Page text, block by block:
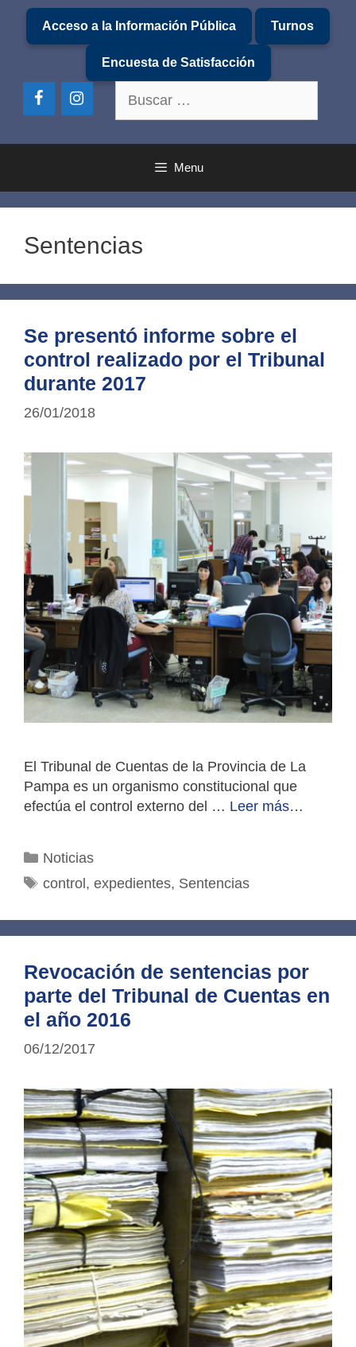
Saltar
contenido
Acceso a la Información Pública Turnos
Encuesta de Satisfacción
Menu
Sentencias
Se presentó informe sobre el
control realizado por el Tribunal
durante 2017
26/01/2018
El Tribunal de Cuentas de la Provincia de La
Pampa es un organismo constitucional que
efectúa el control externo del … Leer más…
Categorías
Noticias
Etiquetas
control, expedientes, Sentencias
Revocación de sentencias por
parte del Tribunal de Cuentas en
el año 2016
06/12/2017